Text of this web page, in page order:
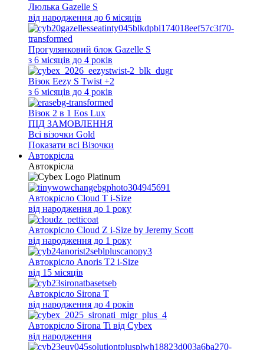
Люлька Gazelle S
від народження до 6 місяців
Прогулянковий блок Gazelle S
з 6 місяців до 4 років
Візок Eezy S Twist +2
з 6 місяців до 4 років
Візок 2 в 1 Eos Lux
ПІД ЗАМОВЛЕННЯ
Всi візочки Gold
Показати всі Візочки
Автокрісла
Автокрісла
Автокрісло Cloud T i-Size
від народження до 1 року
Автокрісло Cloud Z i-Size by Jeremy Scott
від народження до 1 року
Автокрісло Anoris T2 i-Size
від 15 місяців
Автокрісло Sirona T
від народження до 4 років
Автокрісло Sirona Ti від Cybex
від народження